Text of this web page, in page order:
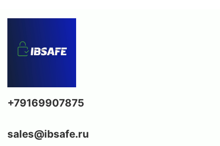
аварийного открывания мастер-ключом, что
установка биометрического кодового замка
PLS FD).
предусмотрены отверстия для крепления
сейфа к стене и/или полу, что предотвращает
+79169907875
sales@ibsafe.ru